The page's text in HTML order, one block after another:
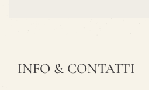
INFO & CONTATTI